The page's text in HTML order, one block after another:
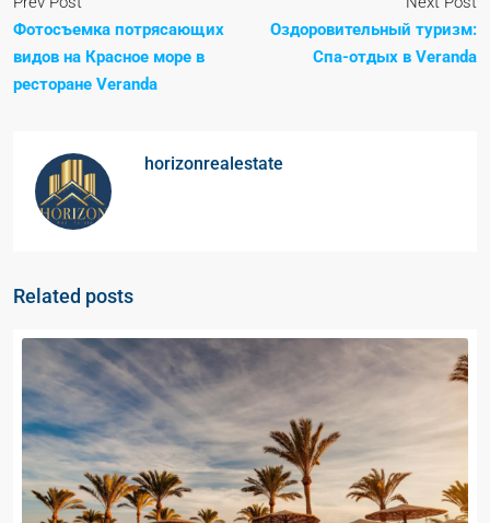
Фотосъемка потрясающих
видов на Красное море в
ресторане Veranda
Оздоровительный туризм:
Спа-отдых в Veranda
horizonrealestate
Related posts